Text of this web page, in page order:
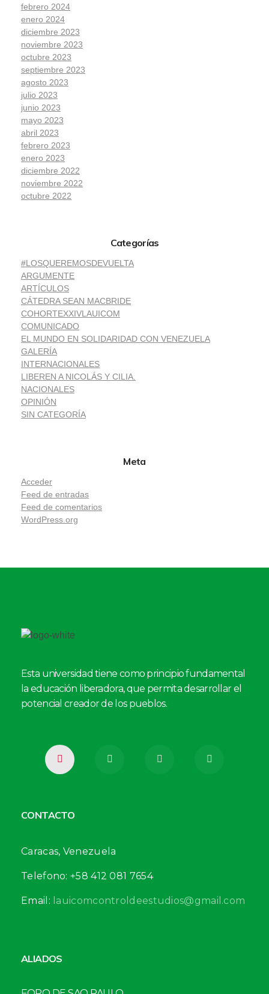
febrero 2024
enero 2024
diciembre 2023
noviembre 2023
octubre 2023
septiembre 2023
agosto 2023
julio 2023
junio 2023
mayo 2023
abril 2023
febrero 2023
enero 2023
diciembre 2022
noviembre 2022
octubre 2022
Categorías
#LOSQUEREMOSDEVUELTA
ARGUMENTE
ARTÍCULOS
CÁTEDRA SEAN MACBRIDE
COHORTEXXIVLAUICOM
COMUNICADO
EL MUNDO EN SOLIDARIDAD CON VENEZUELA
GALERÍA
INTERNACIONALES
LIBEREN A NICOLÁS Y CILIA.
NACIONALES
OPINIÓN
SIN CATEGORÍA
Meta
Acceder
Feed de entradas
Feed de comentarios
WordPress.org
Esta universidad tiene como principio fundamental
la educación liberadora, que permita desarrollar el
potencial creador de los pueblos.
CONTACTO
Caracas, Venezuela
Telefono: +58 412 081 7654
Email: lauicomcontroldeestudios@gmail.com
ALIADOS